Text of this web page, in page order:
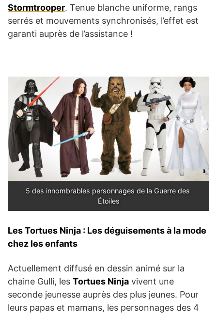
Stormtrooper. Tenue blanche uniforme, rangs
serrés et mouvements synchronisés, l’effet est
garanti auprès de l’assistance !
5 des innombrables personnages de la Guerre des
Étoiles
Les Tortues Ninja : Les déguisements à la mode
chez les enfants
Actuellement diffusé en dessin animé sur la
chaine Gulli, les Tortues Ninja vivent une
seconde jeunesse auprès des plus jeunes. Pour
leurs papas et mamans, les personnages des 4